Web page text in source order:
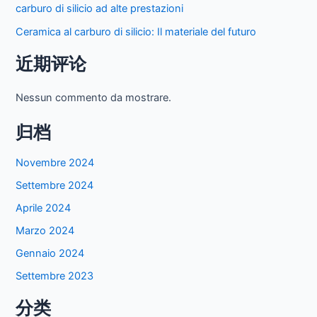
carburo di silicio ad alte prestazioni
Ceramica al carburo di silicio: Il materiale del futuro
近期评论
Nessun commento da mostrare.
归档
Novembre 2024
Settembre 2024
Aprile 2024
Marzo 2024
Gennaio 2024
Settembre 2023
分类